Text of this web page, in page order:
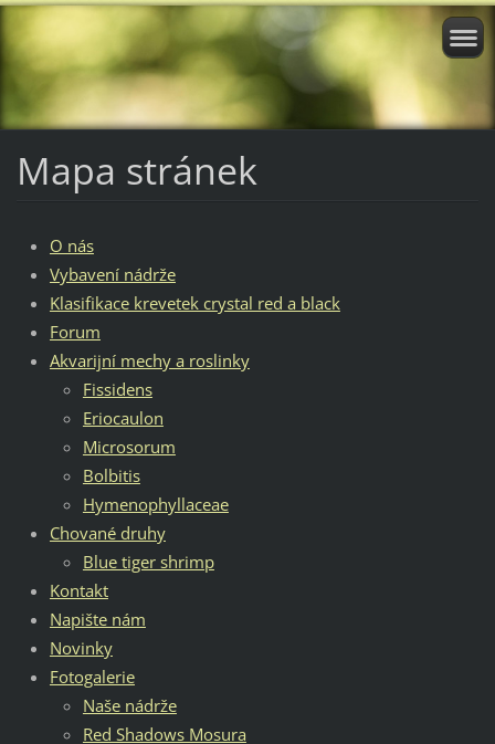
Mapa stránek
O nás
Vybavení nádrže
Klasifikace krevetek crystal red a black
Forum
Akvarijní mechy a roslinky
Fissidens
Eriocaulon
Microsorum
Bolbitis
Hymenophyllaceae
Chované druhy
Blue tiger shrimp
Kontakt
Napište nám
Novinky
Fotogalerie
Naše nádrže
Red Shadows Mosura